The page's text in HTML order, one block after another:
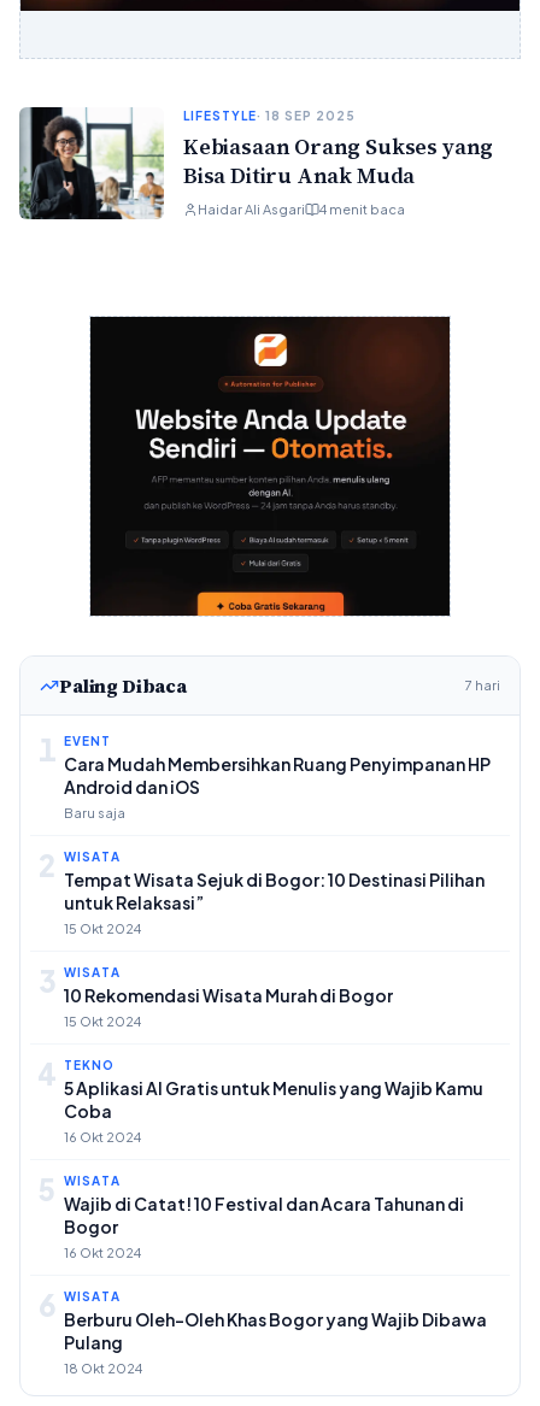
LIFESTYLE· 18 SEP 2025
Kebiasaan Orang Sukses yang
Bisa Ditiru Anak Muda
Haidar Ali Asgari 4 menit baca
Paling Dibaca 7 hari
1 EVENT
Cara Mudah Membersihkan Ruang Penyimpanan HP
Android dan iOS
Baru saja
2 WISATA
Tempat Wisata Sejuk di Bogor: 10 Destinasi Pilihan
untuk Relaksasi”
15 Okt 2024
3 WISATA
10 Rekomendasi Wisata Murah di Bogor
15 Okt 2024
4 TEKNO
5 Aplikasi AI Gratis untuk Menulis yang Wajib Kamu
Coba
16 Okt 2024
5 WISATA
Wajib di Catat! 10 Festival dan Acara Tahunan di
Bogor
16 Okt 2024
6 WISATA
Berburu Oleh-Oleh Khas Bogor yang Wajib Dibawa
Pulang
18 Okt 2024